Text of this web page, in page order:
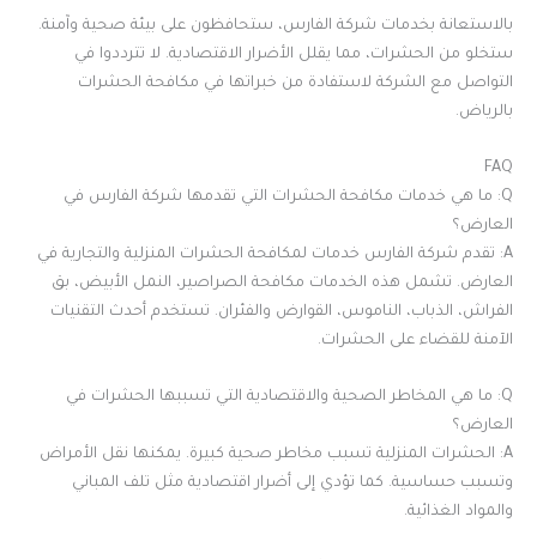
بالاستعانة بخدمات شركة الفارس، ستحافظون على بيئة صحية وآمنة.
ستخلو من الحشرات، مما يقلل الأضرار الاقتصادية. لا تترددوا في
التواصل مع الشركة لاستفادة من خبراتها في مكافحة الحشرات
بالرياض.
FAQ
Q: ما هي خدمات مكافحة الحشرات التي تقدمها شركة الفارس في
العارض؟
A: تقدم شركة الفارس خدمات لمكافحة الحشرات المنزلية والتجارية في
العارض. تشمل هذه الخدمات مكافحة الصراصير، النمل الأبيض، بق
الفراش، الذباب، الناموس، القوارض والفئران. تستخدم أحدث التقنيات
الآمنة للقضاء على الحشرات.
Q: ما هي المخاطر الصحية والاقتصادية التي تسببها الحشرات في
العارض؟
A: الحشرات المنزلية تسبب مخاطر صحية كبيرة. يمكنها نقل الأمراض
وتسبب حساسية. كما تؤدي إلى أضرار اقتصادية مثل تلف المباني
والمواد الغذائية.